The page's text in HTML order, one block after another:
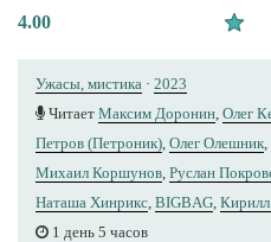
4.00
Ужасы, мистика · 2023
Читает Максим Доронин Олег
Петров (Петроник) Олег Олешник
Михаил Коршунов Руслан
Наташа Хинрикс BIGBAG
1 день 5 часов